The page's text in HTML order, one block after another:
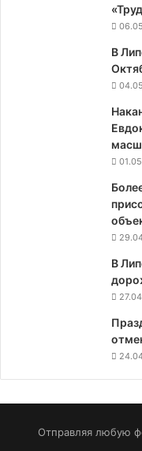
В
В
Отправляя любую